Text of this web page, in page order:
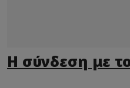
Η σύνδεση με